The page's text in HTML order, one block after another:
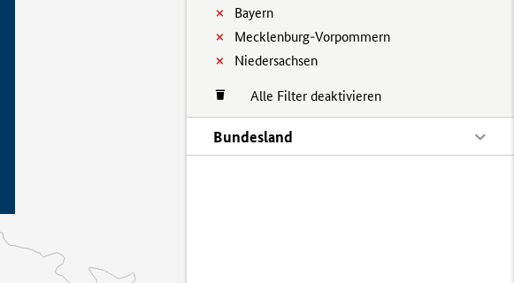
Bayern
Mecklenburg-Vorpommern
Niedersachsen
Alle Filter deaktivieren
Bundesland